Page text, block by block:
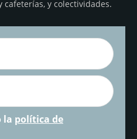
cafeterías, y colectividades.
la política de